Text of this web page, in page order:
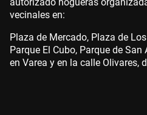
vecinales en:
Plaza de Mercado, Plaza de
Parque El Cubo, Parque de
en Varea y en la calle Olivares,